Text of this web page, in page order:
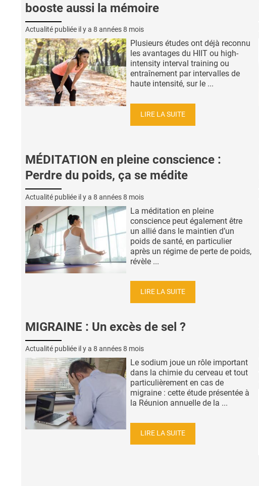
booste aussi la mémoire
Actualité publiée il y a 8 années 8 mois
Plusieurs études ont déjà reconnu
les avantages du HIIT ou high-
intensity interval training ou
entraînement par intervalles de
haute intensité, sur le ...
LIRE LA SUITE
MÉDITATION en pleine conscience :
Perdre du poids, ça se médite
Actualité publiée il y a 8 années 8 mois
La méditation en pleine
conscience peut également être
un allié dans le maintien d’un
poids de santé, en particulier
après un régime de perte de poids,
révèle ...
LIRE LA SUITE
MIGRAINE : Un excès de sel ?
Actualité publiée il y a 8 années 8 mois
Le sodium joue un rôle important
dans la chimie du cerveau et tout
particulièrement en cas de
migraine : cette étude présentée à
la Réunion annuelle de la ...
LIRE LA SUITE